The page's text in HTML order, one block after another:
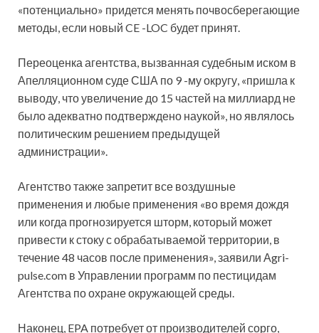
«потенциально» придется менять почвосберегающие
методы, если новый CE -LOC будет принят.
Переоценка агентства, вызванная судебным иском в
Апелляционном суде США по 9 -му округу, «пришла к
выводу, что увеличение до 15 частей на миллиард не
было адекватно подтверждено наукой», но являлось
политическим решением предыдущей
администрации».
Агентство также запретит все воздушные
применения и любые применения «во время дождя
или когда прогнозируется шторм, который может
привести к стоку с обрабатываемой территории, в
течение 48 часов после применения», заявили Аgri-
pulse.com в Управлении программ по пестицидам
Агентства по охране окружающей среды.
Наконец, EPA потребует от производителей сорго,